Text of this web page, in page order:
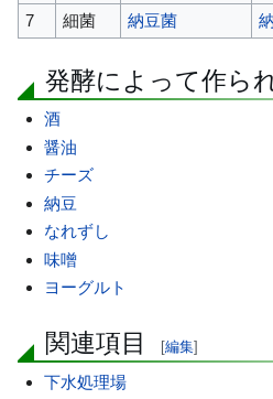
7
細菌 納豆菌
発酵によって作ら
酒
醤油
チーズ
納豆
なれずし
味噌
ヨーグルト
関連項目 [編集]
下水処理場